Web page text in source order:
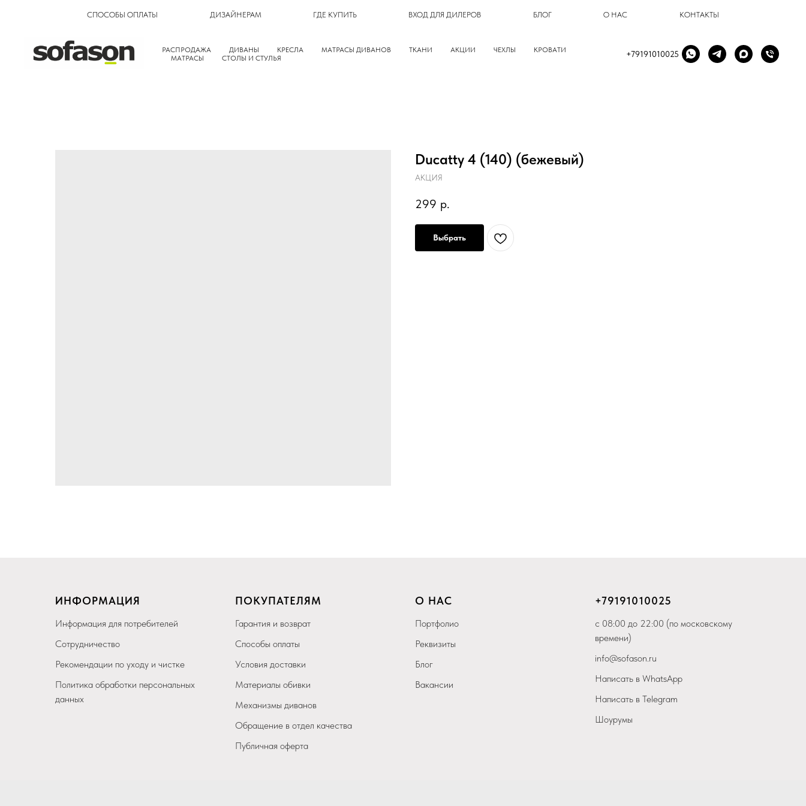
СПОСОБЫ ОПЛАТЫ ДИЗАЙНЕРАМ ГДЕ КУПИТЬ ВХОД ДЛЯ ДИЛЕРОВ БЛОГ О НАС КОНТАКТЫ
РАСПРОДАЖА ДИВАНЫ КРЕСЛА МАТРАСЫ ДИВАНОВ ТКАНИ АКЦИИ ЧЕХЛЫ
КРОВАТИ
МАТРАСЫ
СТОЛЫ И СТУЛЬЯ +79191010025
Ducatty 4 (140) (бежевый)
АКЦИЯ
299 р.
Выбрать
ИНФОРМАЦИЯ
Информация для потребителей
Сотрудничество
Рекомендации по уходу и чистке
Политика обработки персональных
данных
ПОКУПАТЕЛЯМ
Гарантия и возврат
Способы оплаты
Условия доставки
Материалы обивки
Механизмы диванов
Обращение в отдел качества
Публичная оферта
О НАС
Портфолио
Реквизиты
Блог
Вакансии
+79191010025
с 08:00 до 22:00 (по московскому
времени)
info@sofason.ru
Написать в WhatsApp
Написать в Telegram
Шоурумы